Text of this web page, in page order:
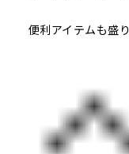
便利アイテムも盛